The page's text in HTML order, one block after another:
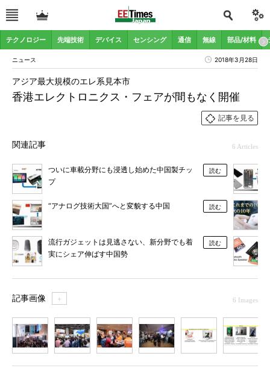
テクノロジー 先端技術 デバイス センシング 通信 無線 部品/材料
ニュース 2018年3月28日
香港エレクトロニクス・フェアが間もなく開催
アジア最大規模のエレ系見本市
記事を見る
関連記事 6 Articles
ついに車載分野にも浸透し始めた中国製チッ
プ
読む
“アナログ技術大国”へと変貌する中国 読む
流行ガジェットは見逃さない、新分野でも着
実にシェア伸ばす中国勢
読む
記事画像 ＋ 6 Images